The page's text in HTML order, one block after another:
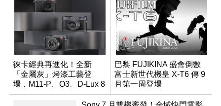
徠卡經典再進化！全新
「金屬灰」烤漆工藝登
場，M11-P、Q3、D-Lux 8
領銜換裝
巴黎 FUJIKINA 盛會倒數
富士新世代機皇 X-T6 傳 9
月第一周登場